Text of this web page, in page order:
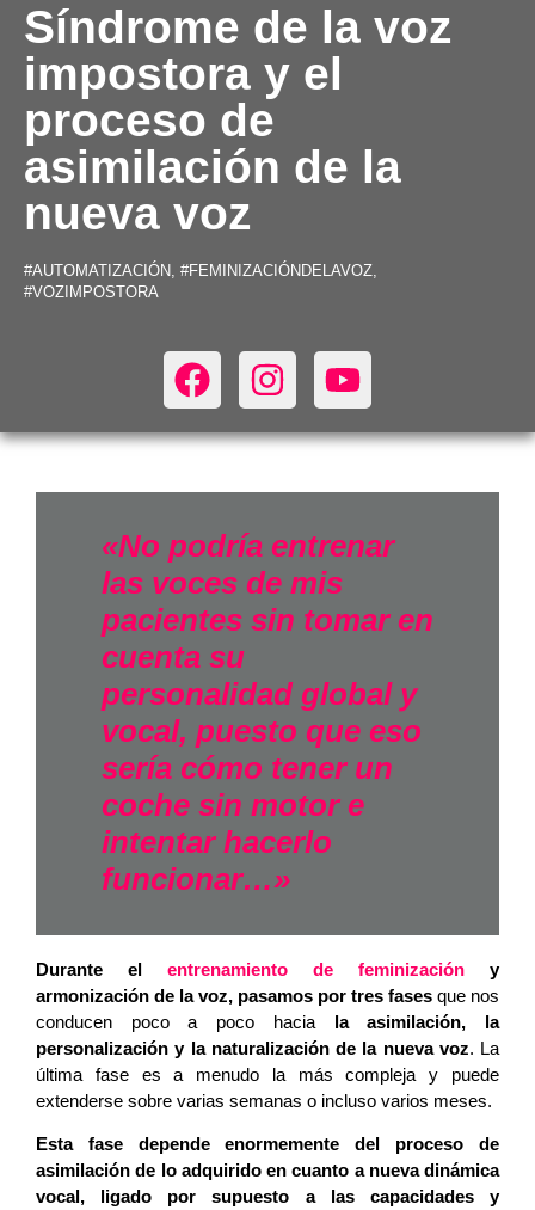
Síndrome de la voz
impostora y el
proceso de
asimilación de la
nueva voz
#AUTOMATIZACIÓN #FEMINIZACIÓNDELAVOZ
#VOZIMPOSTORA
«No podría entrenar
las voces de mis
pacientes sin tomar en
cuenta su
personalidad global y
vocal, puesto que eso
sería cómo tener un
coche sin motor e
intentar hacerlo
funcionar…»
Durante el entrenamiento de feminización y
armonización de la voz, pasamos por tres fases que nos
conducen poco a poco hacia la asimilación, la
personalización y la naturalización de la nueva voz. La
última fase es a menudo la más compleja y puede
extenderse sobre varias semanas o incluso varios meses.
Esta fase depende enormemente del proceso de
asimilación de lo adquirido en cuanto a nueva dinámica
vocal, ligado por supuesto a las capacidades y